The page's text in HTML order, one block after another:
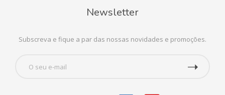
Newsletter
Subscreva e fique a par das nossas novidades e promoções.